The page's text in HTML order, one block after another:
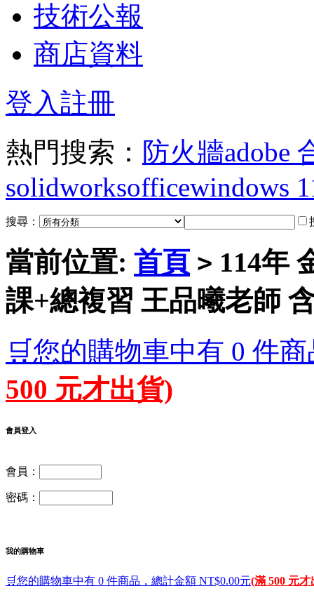
技術公報
商店資料
登入註冊
熱門搜索： 防火牆adobe
solidworksofficewindows
搜尋：
當前位置: 首頁 > 114年
課+總複習 王品曦老師
🛒您的購物車中有 0 件
500 元才出貨)
會員登入
會員：
密碼：
我的購物車
🛒您的購物車中有 0 件商品，總計金額 NT$0.00元(滿 500 元才